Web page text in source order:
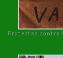
Protestas contra